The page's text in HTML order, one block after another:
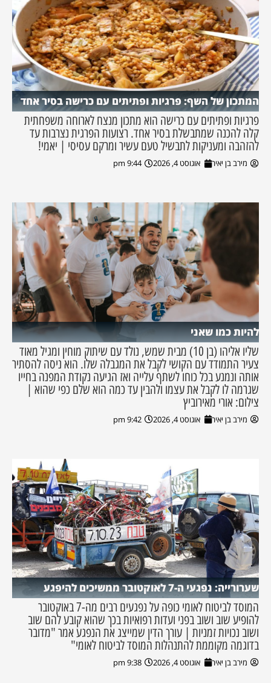
המתכון של השף: פרגיות ופתיתים עם כרישה בסיר אחד
פרגיות ופתיתים עם כרישה הוא מתכון מנצח לארוחה משפחתית
קלה להכנה שמתבשלת בסיר אחד. רצועות הפרגית נצרבות עד
להזהבה ומעניקות לתבשיל טעם עשיר ומרקם עסיסי | יאמי!
מירב בן יאיר אוגוסט 4, 2026 9:44 pm
להיות כמו שאני
שליו אליהו (בן 10) מבית שמש, נולד עם שיתוק מוחין ומגיל מאוד
צעיר התמודד עם הקושי לקבל את המגבלה שלו. הוא ניסה להסתיר
אותה ונמנע בכל כוחו לשתף עלייה ואז הגיעה נקודת המפנה בחייו
שגרמה לו לקבל את עצמו ולהבין עד כמה הוא שלם כפי שהוא |
צילום: אורי מאירוביץ
מירב בן יאיר אוגוסט 4, 2026 9:42 pm
שערורייה: נפגעי ה-7 לאוקטובר ממשיכים להיפגע
המוסד לביטוח לאומי כופה על נפגעים רבים מה-7 באוקטובר
להופיע שוב ושוב בפני ועדות רפואיות בכך שהוא קובע להם שוב
ושוב נכויות זמניות | עורך הדין שמייצג את הנפגע אמר "מדובר
בדוגמה מקוממת להתנהלות המוסד לביטוח לאומי"
מירב בן יאיר אוגוסט 4, 2026 9:38 pm